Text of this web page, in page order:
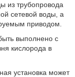
из трубопровода
сетевой воды, а
приводом.
выполнено с
кислорода в
установка может